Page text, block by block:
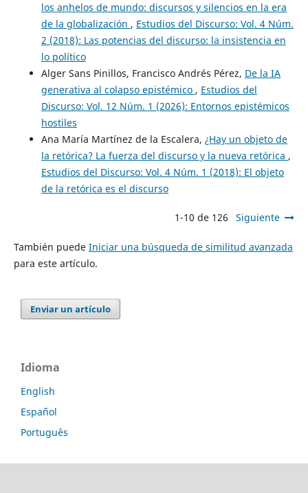
los anhelos de mundo: discursos y silencios en la era
de la globalización , Estudios del Discurso: Vol. 4 Núm.
2 (2018): Las potencias del discurso: la insistencia en
lo político
Alger Sans Pinillos, Francisco Andrés Pérez, De la IA
generativa al colapso epistémico , Estudios del
Discurso: Vol. 12 Núm. 1 (2026): Entornos epistémicos
hostiles
Ana María Martínez de la Escalera, ¿Hay un objeto de
la retórica? La fuerza del discurso y la nueva retórica ,
Estudios del Discurso: Vol. 4 Núm. 1 (2018): El objeto
de la retórica es el discurso
1-10 de 126 Siguiente
También puede Iniciar una búsqueda de similitud avanzada
para este artículo.
Enviar un artículo
Idioma
English
Español
Português